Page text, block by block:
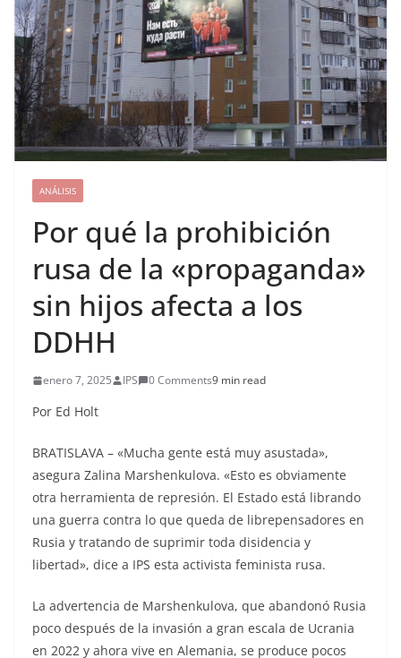
ANÁLISIS
Por qué la prohibición
rusa de la «propaganda»
sin hijos afecta a los
DDHH
enero 7, 2025 IPS 0 Comments9 min read
Por Ed Holt
BRATISLAVA – «Mucha gente está muy asustada»,
asegura Zalina Marshenkulova. «Esto es obviamente
otra herramienta de represión. El Estado está librando
una guerra contra lo que queda de librepensadores en
Rusia y tratando de suprimir toda disidencia y
libertad», dice a IPS esta activista feminista rusa.
La advertencia de Marshenkulova, que abandonó Rusia
poco después de la invasión a gran escala de Ucrania
en 2022 y ahora vive en Alemania, se produce pocos